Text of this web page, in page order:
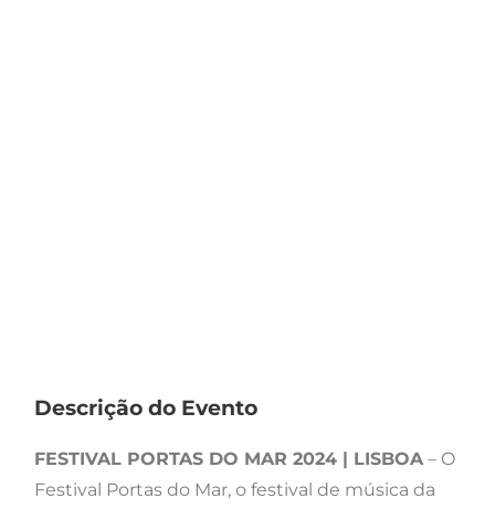
Descrição do Evento
FESTIVAL PORTAS DO MAR 2024 | LISBOA– O
Festival Portas do Mar, o festival de música da